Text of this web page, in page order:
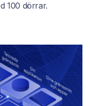
100 dörrar.